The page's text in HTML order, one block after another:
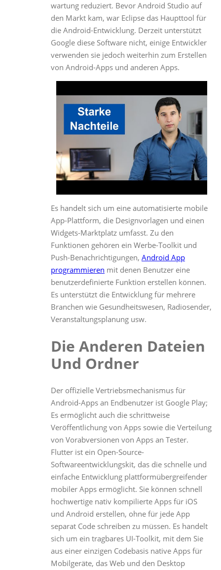
wartung reduziert. Bevor Android Studio auf
den Markt kam, war Eclipse das Haupttool für
die Android-Entwicklung. Derzeit unterstützt
Google diese Software nicht, einige Entwickler
verwenden sie jedoch weiterhin zum Erstellen
von Android-Apps und anderen Apps.
Es handelt sich um eine automatisierte mobile
App-Plattform, die Designvorlagen und einen
Widgets-Marktplatz umfasst. Zu den
Funktionen gehören ein Werbe-Toolkit und
Push-Benachrichtigungen, Android App
programmieren mit denen Benutzer eine
benutzerdefinierte Funktion erstellen können.
Es unterstützt die Entwicklung für mehrere
Branchen wie Gesundheitswesen, Radiosender,
Veranstaltungsplanung usw.
Die Anderen Dateien
Und Ordner
Der offizielle Vertriebsmechanismus für
Android-Apps an Endbenutzer ist Google Play;
Es ermöglicht auch die schrittweise
Veröffentlichung von Apps sowie die Verteilung
von Vorabversionen von Apps an Tester.
Flutter ist ein Open-Source-
Softwareentwicklungskit, das die schnelle und
einfache Entwicklung plattformübergreifender
mobiler Apps ermöglicht. Sie können schnell
hochwertige nativ kompilierte Apps für iOS
und Android erstellen, ohne für jede App
separat Code schreiben zu müssen. Es handelt
sich um ein tragbares UI-Toolkit, mit dem Sie
aus einer einzigen Codebasis native Apps für
Mobilgeräte, das Web und den Desktop